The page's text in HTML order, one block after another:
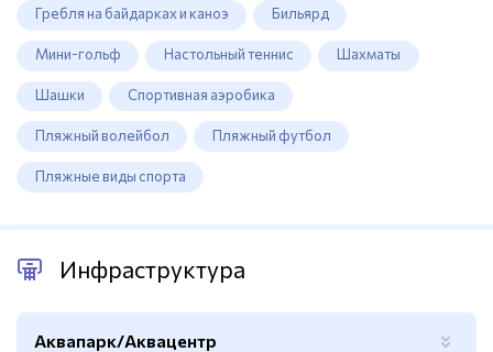
Гребля на байдарках и каноэ Бильярд
Мини-гольф Настольный теннис Шахматы
Шашки Спортивная аэробика
Пляжный волейбол Пляжный футбол
Пляжные виды спорта
Инфраструктура
Аквапарк/Аквацентр